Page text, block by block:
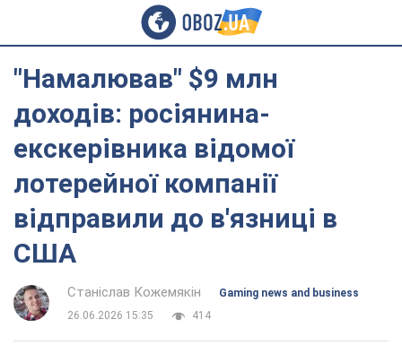
"Намалював" $9 млн
доходів: росіянина-
екскерівника відомої
лотерейної компанії
відправили до в'язниці в
США
Станіслав Кожемякін
Gaming news and business
26.06.2026 15:35
414